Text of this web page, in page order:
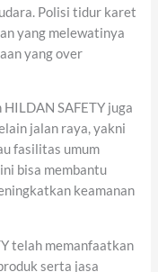
Polisi tidur karet
yang melewatinya
yang over
SAFETY juga
jalan raya, yakni
fasilitas umum
bisa membantu
keamanan
telah memanfaatkan
serta jasa